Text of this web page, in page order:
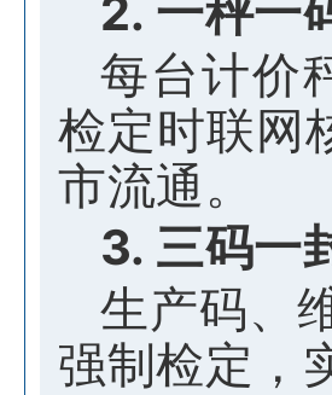
2. 一秤一
每台计价
检定时联网
市流通。
3. 三码一
生产码、
强制检定，